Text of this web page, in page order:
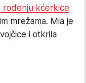
rođenju kćerkice
mrežama. Mia je
i otkrila